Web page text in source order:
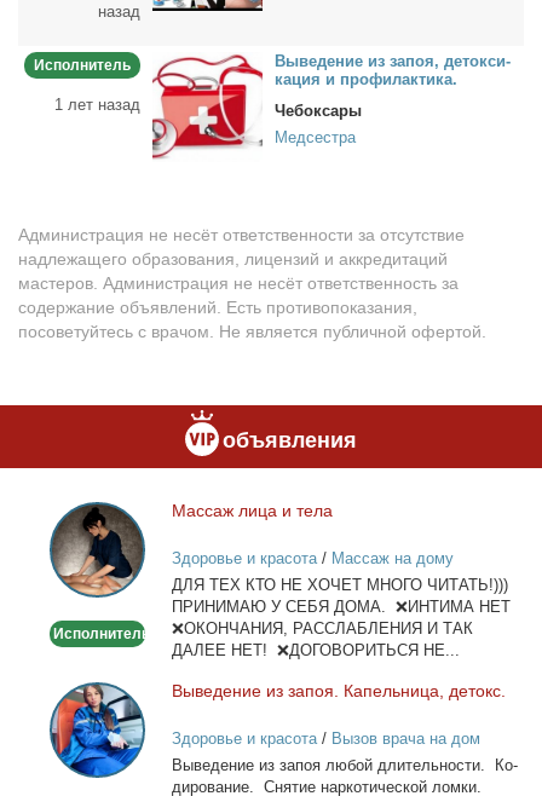
назад
Исполнитель
1 лет назад
Вы­ве­де­ние из за­поя, де­ток­си­
ка­ция и про­фи­лак­ти­ка.
Чебоксары
Медсестра
Администрация не несёт ответственности за отсутствие
надлежащего образования, лицензий и аккредитаций
мастеров. Администрация не несёт ответственность за
содержание объявлений. Есть противопоказания,
посоветуйтесь с врачом. Не является публичной офертой.
объявления
Массаж
лица
и
тела
Исполнитель
Мас­саж ли­ца и те­ла
Здоровье и красота/ Массаж на дому
ДЛЯ ТЕХ КТО НЕ ХОЧЕТ МНОГО ЧИТАТЬ!)))
ПРИНИМАЮ У СЕБЯ ДОМА. ❌ИНТИМА НЕТ
❌ОКОНЧАНИЯ, РАССЛАБЛЕНИЯ И ТАК
ДАЛЕЕ НЕТ! ❌ДОГОВОРИТЬСЯ НЕ...
Выведение
из
запоя.
Капельница,
Вы­ве­де­ние из за­поя. Ка­пель­ни­ца, де­токс.
Здоровье и красота/ Вызов врача на дом
Вы­ве­де­ние из за­поя лю­бой дли­тель­но­сти. Ко­
ди­ро­ва­ние. Сня­тие нар­ко­ти­че­ской лом­ки.